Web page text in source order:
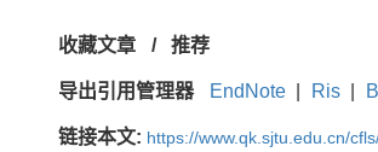
收藏文章 / 推荐
导出引用管理器 EndNote Ris
链接本文: https://www.qk.sjtu.edu.cn/